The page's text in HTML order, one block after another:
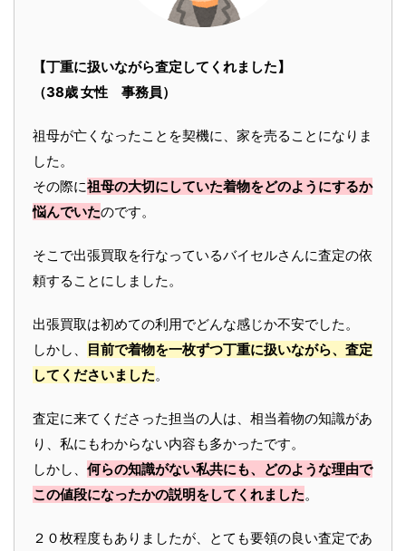
【丁重に扱いながら査定してくれました】
（38歳 女性 事務員）
祖母が亡くなったことを契機に、家を売ることになりま
した。
その際に祖母の大切にしていた着物をどのようにするか
悩んでいたのです。
そこで出張買取を行なっているバイセルさんに査定の依
頼することにしました。
出張買取は初めての利用でどんな感じか不安でした。
しかし、
目前で着物を一枚ずつ丁重に扱いながら、査定
してくださいました。
査定に来てくださった担当の人は、相当着物の知識があ
り、私にもわからない内容も多かったです。
しかし、 何らの知識がない私共にも、どのような理由で
この値段になったかの説明をしてくれました。
２０枚程度もありましたが、とても要領の良い査定であ